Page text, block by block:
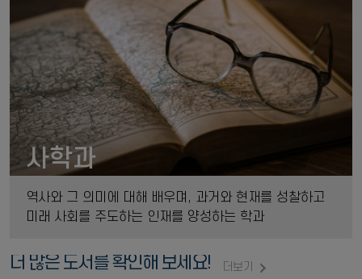
사학과
역사와 그 의미에 대해 배우며, 과거와 현재를 성찰하고
미래 사회를 주도하는 인재를 양성하는 학과
더 많은 도서를 확인해 보세요! 더보기